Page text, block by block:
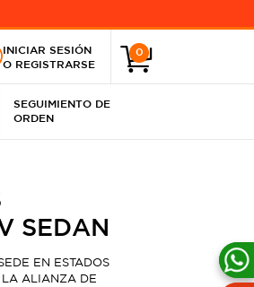
INICIAR SESIÓN
O REGISTRARSE
0
SEGUIMIENTO DE
ORDEN
SEDAN
EN ESTADOS
LA ALIANZA DE